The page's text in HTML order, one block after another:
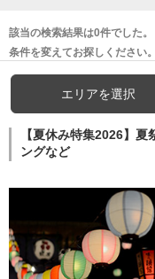
該当の検索結果は0件でした。
条件を変えてお探しください。
エリアを選択
【夏休み特集2026】
ングなど